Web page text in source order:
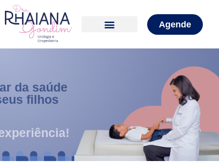
Agende
Te ajudo a cuidar da saúde
urológica dos seus filhos
com carinho e experiência!